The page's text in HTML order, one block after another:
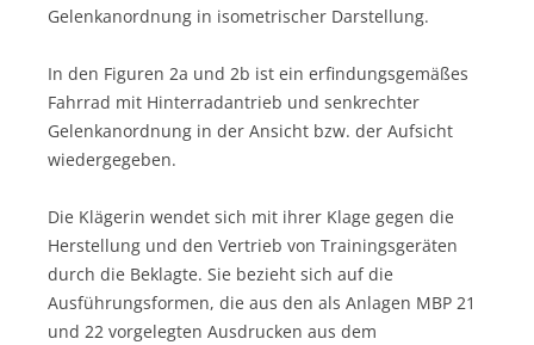
Gelenkanordnung in isometrischer Darstellung.
In den Figuren 2a und 2b ist ein erfindungsgemäßes
Fahrrad mit Hinterradantrieb und senkrechter
Gelenkanordnung in der Ansicht bzw. der Aufsicht
wiedergegeben.
Die Klägerin wendet sich mit ihrer Klage gegen die
Herstellung und den Vertrieb von Trainingsgeräten
durch die Beklagte. Sie bezieht sich auf die
Ausführungsformen, die aus den als Anlagen MBP 21
und 22 vorgelegten Ausdrucken aus dem